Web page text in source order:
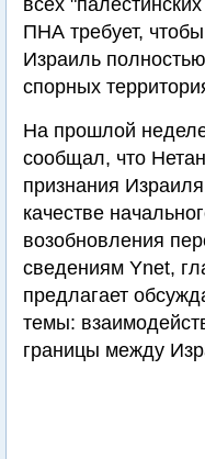
всех
ПНА требует,
Израиль
спорных
На прошлой
сообщал, что
признания
качестве
возобновления
сведениям Ynet,
предлагает
темы:
границы между